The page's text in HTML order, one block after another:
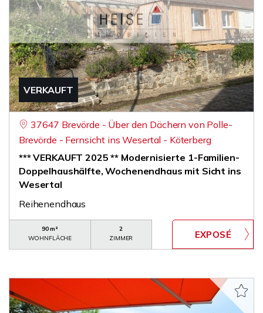
VERKAUFT
37647 Brevörde - Über den Dächern von Polle-
Brevörde - Fernsicht ins Wesertal - Köterberg
*** VERKAUFT 2025 ** Modernisierte 1-Familien-
Doppelhaushälfte, Wochenendhaus mit Sicht ins
Wesertal
Reihenendhaus
90 m²
WOHNFLÄCHE
2
ZIMMER